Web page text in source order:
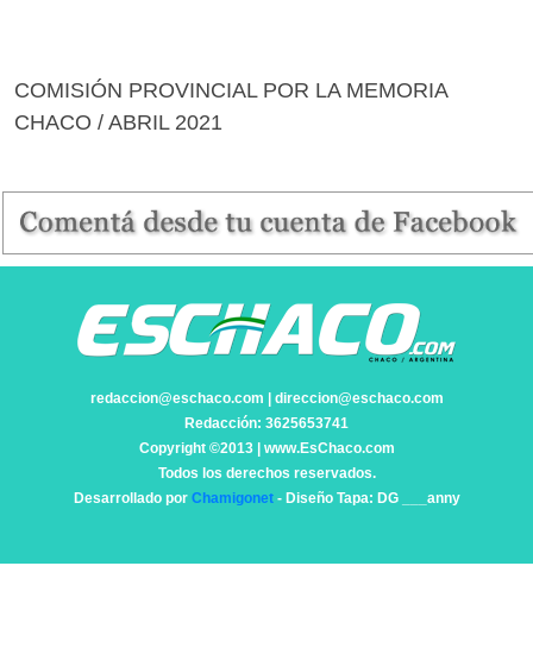
COMISIÓN PROVINCIAL POR LA MEMORIA
CHACO / ABRIL 2021
redaccion@eschaco.com | direccion@eschaco.com
Redacción: 3625653741
Copyright ©2013 | www.EsChaco.com
Todos los derechos reservados.
Desarrollado por Chamigonet- Diseño Tapa: DG ___anny